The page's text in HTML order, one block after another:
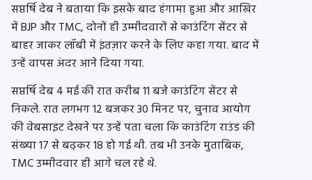
सप्तर्षि देब ने बताया कि इसके बाद हंगामा हुआ और आखिर
में BJP और TMC, दोनों ही उम्मीदवारों से काउंटिंग सेंटर से
बाहर जाकर लॉबी में इंतज़ार करने के लिए कहा गया. बाद में
उन्हें वापस अंदर आने दिया गया.
सप्तर्षि देब 4 मई की रात करीब 11 बजे काउंटिंग सेंटर से
निकले. रात लगभग 12 बजकर 30 मिनट पर, चुनाव आयोग
की वेबसाइट देखने पर उन्हें पता चला कि काउंटिंग राउंड की
संख्या 17 से बढ़कर 18 हो गई थी. तब भी उनके मुताबिक,
TMC उम्मीदवार ही आगे चल रहे थे.